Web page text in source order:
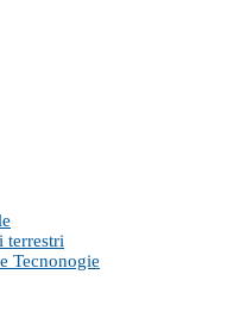
terrestri
Tecnonogie